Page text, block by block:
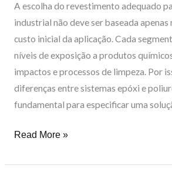
A escolha do revestimento adequado
industrial não deve ser baseada apenas
custo inicial da aplicação. Cada
níveis de exposição a produtos
impactos e processos de limpeza. Por
diferenças entre sistemas epóxi e
fundamental para especificar uma
para
a
resistência
química
exigida
pelo
seu
Read More »